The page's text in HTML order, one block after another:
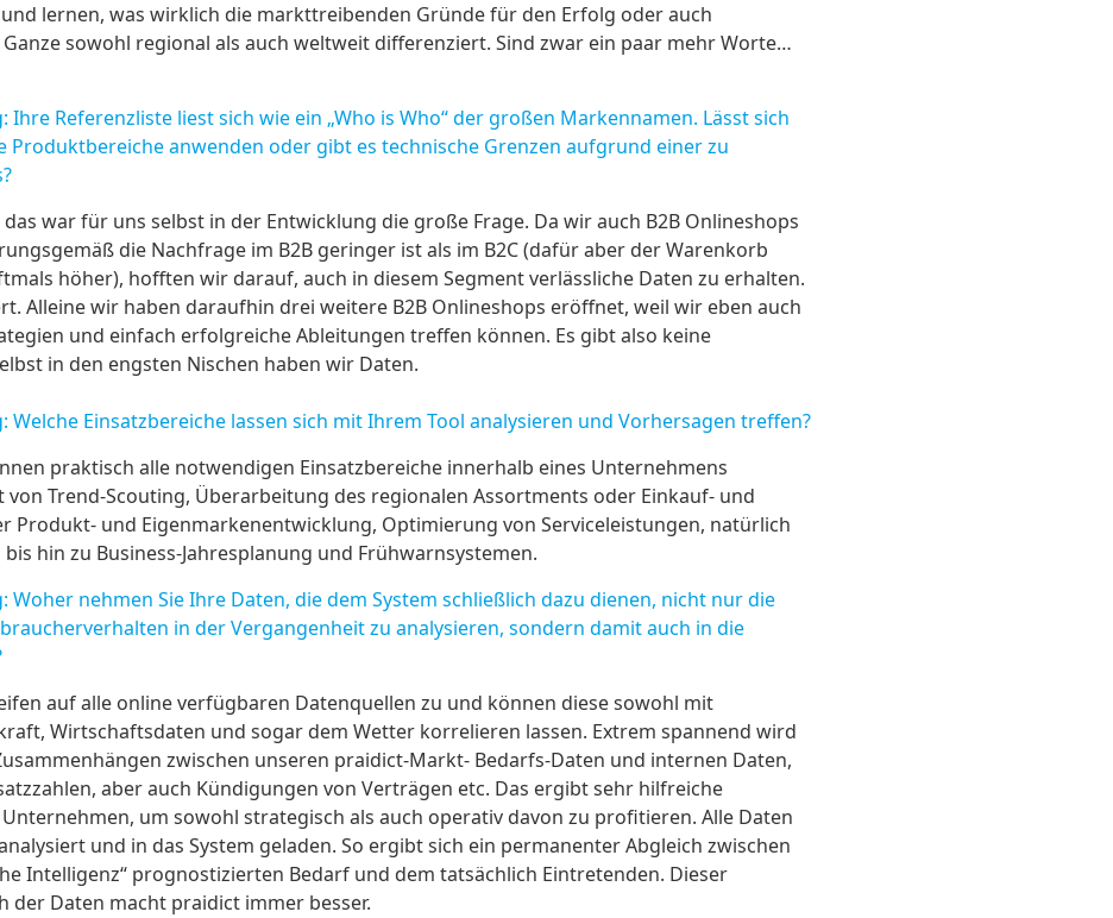
lernen, was wirklich die markttreibenden Gründe für den Erfolg oder auch
sowohl regional als auch weltweit differenziert. Sind zwar ein paar mehr Worte…
Ihre Referenzliste liest sich wie ein „Who is Who“ der großen Markennamen. Lässt sich
Produktbereiche anwenden oder gibt es technische Grenzen aufgrund einer zu
das war für uns selbst in der Entwicklung die große Frage. Da wir auch B2B Onlineshops
die Nachfrage im B2B geringer ist als im B2C (dafür aber der Warenkorb
höher), hofften wir darauf, auch in diesem Segment verlässliche Daten zu erhalten.
Alleine wir haben daraufhin drei weitere B2B Onlineshops eröffnet, weil wir eben auch
und einfach erfolgreiche Ableitungen treffen können. Es gibt also keine
in den engsten Nischen haben wir Daten.
Welche Einsatzbereiche lassen sich mit Ihrem Tool analysieren und Vorhersagen treffen?
praktisch alle notwendigen Einsatzbereiche innerhalb eines Unternehmens
von Trend-Scouting, Überarbeitung des regionalen Assortments oder Einkauf- und
Produkt- und Eigenmarkenentwicklung, Optimierung von Serviceleistungen, natürlich
hin zu Business-Jahresplanung und Frühwarnsystemen.
Woher nehmen Sie Ihre Daten, die dem System schließlich dazu dienen, nicht nur die
in der Vergangenheit zu analysieren, sondern damit auch in die
auf alle online verfügbaren Datenquellen zu und können diese sowohl mit
Wirtschaftsdaten und sogar dem Wetter korrelieren lassen. Extrem spannend wird
zwischen unseren praidict-Markt- Bedarfs-Daten und internen Daten,
aber auch Kündigungen von Verträgen etc. Das ergibt sehr hilfreiche
um sowohl strategisch als auch operativ davon zu profitieren. Alle Daten
und in das System geladen. So ergibt sich ein permanenter Abgleich zwischen
Intelligenz“ prognostizierten Bedarf und dem tatsächlich Eintretenden. Dieser
der Daten macht praidict immer besser.